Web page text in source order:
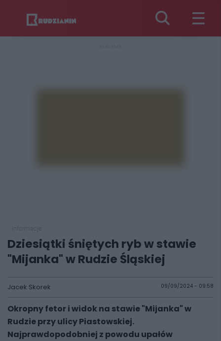
Dziesiątki śniętych ryb w stawie
"Mijanka" w Rudzie Śląskiej
Jacek Skorek 09/09/2024 - 09:58
Okropny fetor i widok na stawie "Mijanka" w
Rudzie przy ulicy Piastowskiej.
Najprawdopodobniej z powodu upałów